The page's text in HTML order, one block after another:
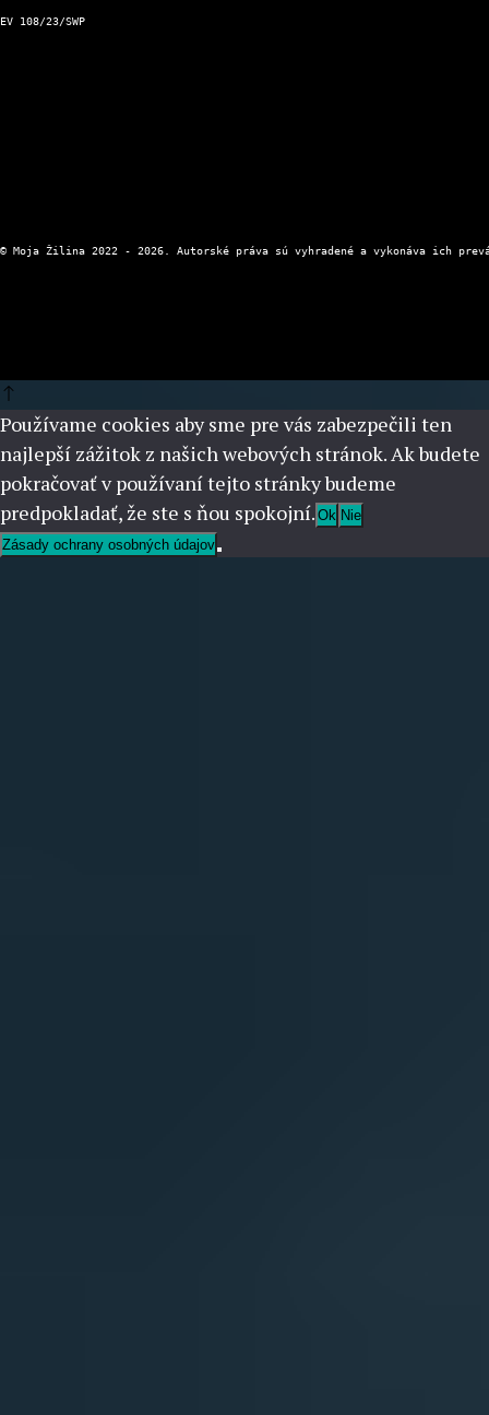
EV 108/23/SWP
Používame cookies aby sme pre vás zabezpečili ten
najlepší zážitok z našich webových stránok. Ak budete
pokračovať v používaní tejto stránky budeme
predpokladať, že ste s ňou spokojní. Ok Nie
Zásady ochrany osobných údajov